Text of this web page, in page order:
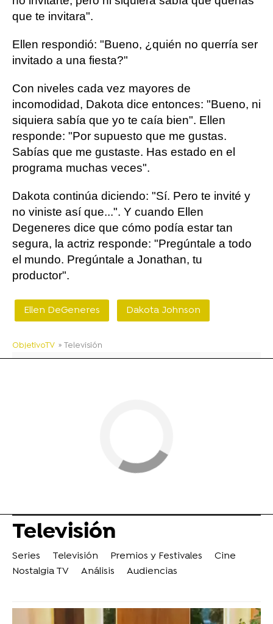
que te invitara".
Ellen respondió: "Bueno, ¿quién no querría ser
invitado a una fiesta?"
Con niveles cada vez mayores de
incomodidad, Dakota dice entonces: "Bueno, ni
siquiera sabía que yo te caía bien". Ellen
responde: "Por supuesto que me gustas.
Sabías que me gustaste. Has estado en el
programa muchas veces".
Dakota continúa diciendo: "Sí. Pero te invité y
no viniste así que...". Y cuando Ellen
Degeneres dice que cómo podía estar tan
segura, la actriz responde: "Pregúntale a todo
el mundo. Pregúntale a Jonathan, tu
productor".
Ellen DeGeneres Dakota Johnson
ObjetivoTV » Televisión
Televisión
Series Televisión Premios y Festivales
Cine
Nostalgia TV
Análisis Audiencias